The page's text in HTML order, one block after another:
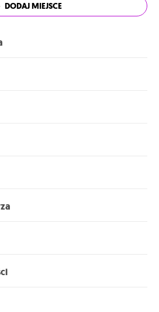
DODAJ MIEJSCE